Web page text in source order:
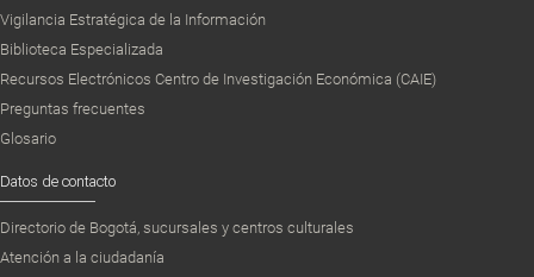
Vigilancia Estratégica de la Información
Biblioteca Especializada
Recursos Electrónicos Centro de Investigación Económica (CAIE)
Preguntas frecuentes
Glosario
Datos de contacto
Directorio de Bogotá, sucursales y centros culturales
Atención a la ciudadanía